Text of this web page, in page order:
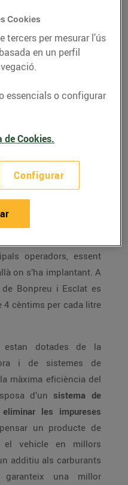
benzineres EsclatOil
de combustible
benzineres EsclatOil
a una gestió
continua
on s’ha implantant. A
Bonpreu i Esclat es
dotades de la
i de sistemes de
servei. Cada benzinera disposa d’un sistema de
eliminar les impureses
el vehicle en millors
additiu als carburants
Cookies
per mesurar l’ús
en un perfil
essencials o configurar
de Cookies.
Configurar